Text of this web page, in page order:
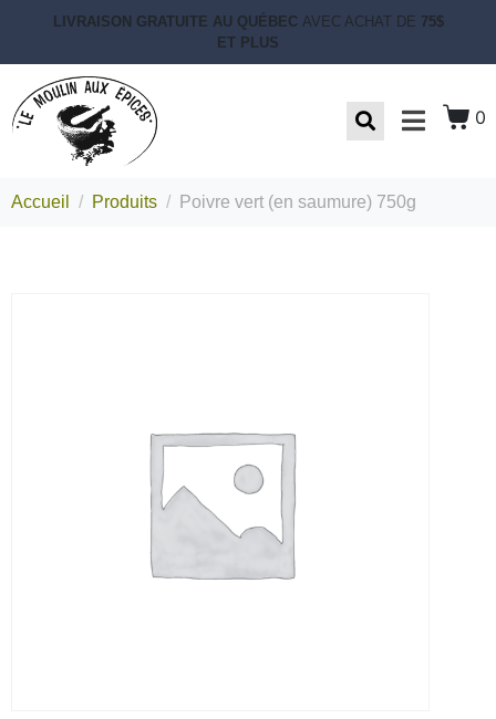
LIVRAISON GRATUITE AU QUÉBEC AVEC ACHAT DE 75$
ET PLUS
0
Accueil Produits Poivre vert (en saumure) 750g